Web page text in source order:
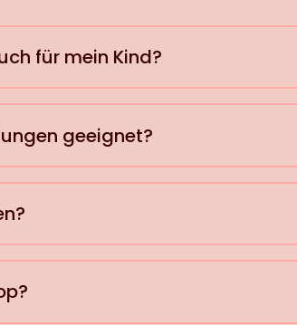
für mein Kind?
geeignet?